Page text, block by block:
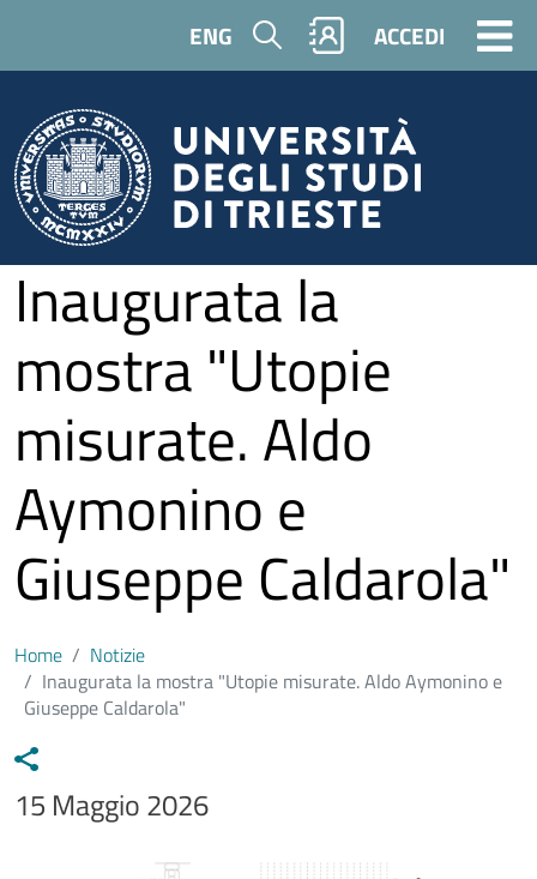
ENG Cerca ACCEDI
Inaugurata la
mostra "Utopie
misurate. Aldo
Aymonino e
Giuseppe Caldarola"
Home
Notizie
Inaugurata la mostra "Utopie misurate. Aldo Aymonino e
Giuseppe Caldarola"
Data notizia
15 Maggio 2026